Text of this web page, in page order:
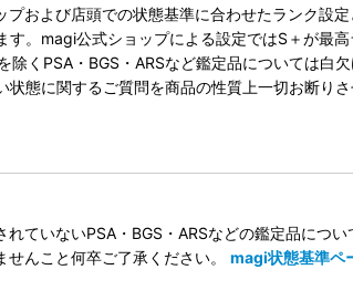
および店頭での状態基準に合わせたランク設定
。magi公式ショップによる設定ではS＋が最
くPSA・BGS・ARSなど鑑定品については白
態に関するご質問を商品の性質上一切お断り
ていないPSA・BGS・ARSなどの鑑定品につ
んこと何卒ご了承ください。 magi状態基準ペ